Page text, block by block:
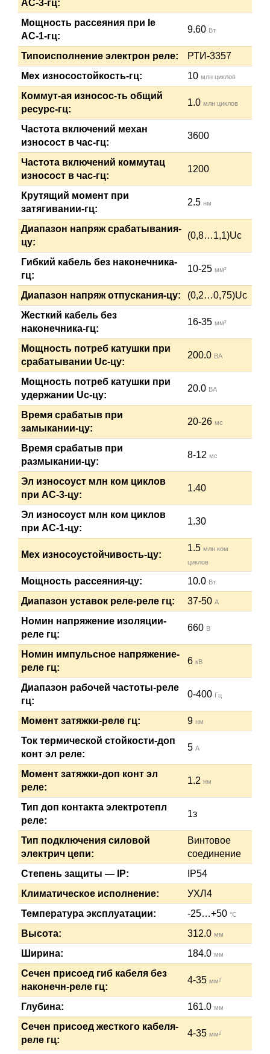
АС-3-гц:
Мощность рассеяния при Ie
АС-1-гц:
9.60 Вт
Типоисполнение электрон реле:
РТИ-3357
Мех износостойкость-гц:
10 млн циклов
Коммут-ая износос-ть общий
ресурс-гц:
1.0 млн циклов
Частота включений механ
износост в час-гц:
3600
Частота включений коммутац
износост в час-гц:
1200
Крутящий момент при
затягивании-гц:
2.5 нм
Диапазон напряж срабатывания-
цу:
(0,8…1,1)Uc
Гибкий кабель без наконечника-
гц:
10-25 мм²
Диапазон напряж отпускания-цу:
(0,2…0,75)Uc
Жесткий кабель без
наконечника-гц:
16-35 мм²
Мощность потреб катушки при
срабатывании Uc-цу:
200.0 ВА
Мощность потреб катушки при
удержании Uc-цу:
20.0 ВА
Время срабатыв при
замыкании-цу:
20-26 мс
Время срабатыв при
размыкании-цу:
8-12 мс
Эл износоуст млн ком циклов
при АС-3-цу:
1.40
Эл износоуст млн ком циклов
при АС-1-цу:
1.30
Мех износоустойчивость-цу:
1.5 млн ком
циклов
Мощность рассеяния-цу: 10.0 Вт
Диапазон уставок реле-реле гц: 37-50 А
Номин напряжение изоляции-
реле гц:
660 В
Номин импульсное напряжение-
реле гц:
6 кВ
Диапазон рабочей частоты-реле
гц:
0-400 Гц
Момент затяжки-реле гц: 9 нм
Ток термической стойкости-доп
конт эл реле:
5 А
Момент затяжки-доп конт эл
реле:
1.2 нм
Тип доп контакта электротепл
реле:
1з
Тип подключения силовой
электрич цепи:
Винтовое
соединение
Степень защиты — IP:
IP54
Климатическое исполнение:
УХЛ4
Температура эксплуатации:
-25…+50 °C
Высота: 312.0 мм
Ширина: 184.0 мм
Сечен присоед гиб кабеля без
наконечн-реле гц:
4-35 мм²
Глубина: 161.0 мм
Сечен присоед жесткого кабеля-
реле гц:
4-35 мм²